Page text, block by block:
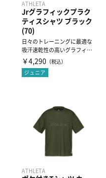
ATHLETA
Jrグラフィックプラク
ティスシャツ ブラック
(70)
日々のトレーニングに最適な
吸汗速乾性の高いグラフィッ
クプラシャツ
￥4,290 （税込）
ジュニア
ATHLETA